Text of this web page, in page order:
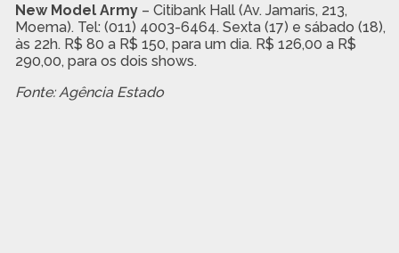
New Model Army– Citibank Hall (Av. Jamaris, 213,
Moema). Tel: (011) 4003-6464. Sexta (17) e sábado (18),
às 22h. R$ 80 a R$ 150, para um dia. R$ 126,00 a R$
290,00, para os dois shows.
Fonte: Agência Estado